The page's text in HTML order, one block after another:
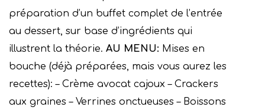
préparation d’un buffet complet de l’entrée
au dessert, sur base d’ingrédients qui
illustrent la théorie. AU MENU: Mises en
bouche (déjà préparées, mais vous aurez les
recettes): – Crème avocat cajoux – Crackers
aux graines – Verrines onctueuses – Boissons